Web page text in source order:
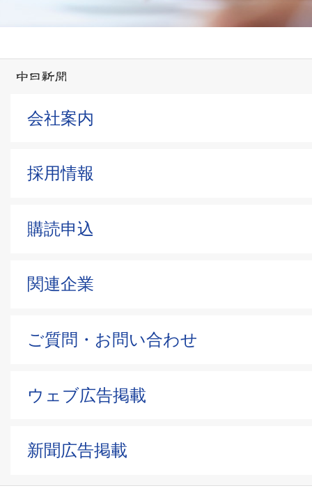
会社案内
採用情報
購読申込
関連企業
ご質問・お問い合わせ
ウェブ広告掲載
新聞広告掲載